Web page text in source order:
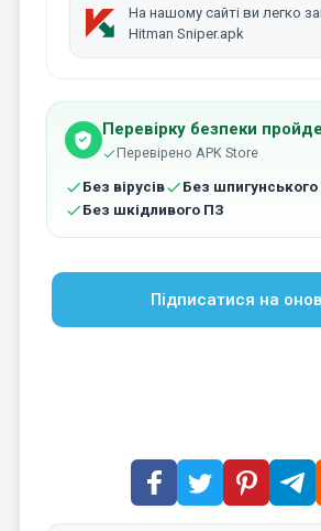
На нашому сайті ви легко
Hitman Sniper.apk
Перевірку безпеки
Перевірено APK Store
Без вірусів
Без
Без шкідливого ПЗ
Підписатися на